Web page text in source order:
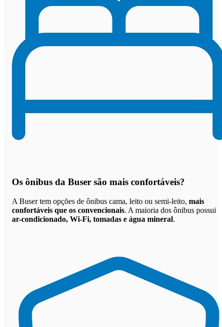
Os ônibus da Buser são mais confortáveis?
A Buser tem opções de ônibus cama, leito ou semi-leito, mais
confortáveis que os convencionais. A maioria dos ônibus possui
ar-condicionado, Wi-Fi, tomadas e água mineral.